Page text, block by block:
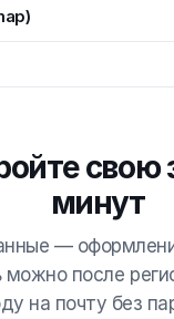
свою
минут
—
можно после
на почту без